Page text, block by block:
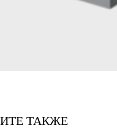
ТАКЖЕ